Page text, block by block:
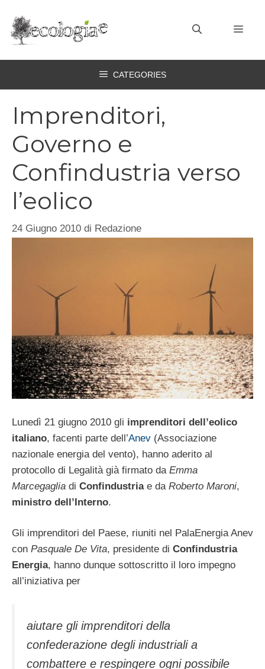
contenuto
CATEGORIES
Imprenditori,
Governo e
Confindustria verso
l’eolico
24 Giugno 2010 di Redazione
Lunedì 21 giugno 2010 gli imprenditori dell’eolico
italiano, facenti parte dell’Anev (Associazione
nazionale energia del vento), hanno aderito al
protocollo di Legalità già firmato da Emma
Marcegaglia di Confindustriae da Roberto Maroni,
ministro dell’Interno.
Gli imprenditori del Paese, riuniti nel PalaEnergia Anev
con Pasquale De Vita, presidente di Confindustria
Energia, hanno dunque sottoscritto il loro impegno
all’iniziativa per
aiutare gli imprenditori della
confederazione degli industriali a
combattere e respingere ogni possibile